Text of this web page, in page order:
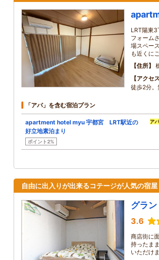
LRT陽東3
フォーム
場スペー
も近くに
住所
アクセス
徒歩2分。
「アパ」を含む宿泊プラン
apartment hotel myu 宇都宮 LRT駅近の
好立地素泊まり
ポイント2%
アパ
自由に出入りが出来るコテージが人気の宿
グラ
3.6
商店街に
持ったま
いただけ